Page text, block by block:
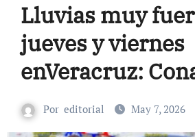
Lluvias muy
jueves y viernes
enVeracruz:
Por editorial May 7, 2026